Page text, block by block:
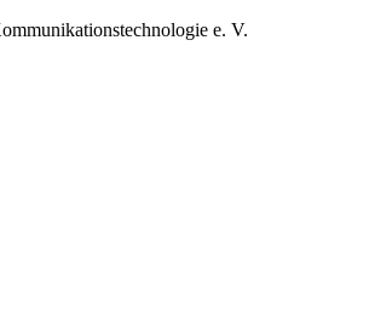
e. V.